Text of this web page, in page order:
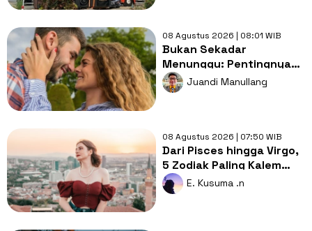
08 Agustus 2026 | 08:01 WIB
Bukan Sekadar
Menunggu: Pentingnya
Doa dan Usaha Nyata
dalam Menjemput Jodoh
Juandi Manullang
08 Agustus 2026 | 07:50 WIB
Dari Pisces hingga Virgo,
5 Zodiak Paling Kalem
tapi Penuh Makna di Balik
Sikapnya
E. Kusuma .n